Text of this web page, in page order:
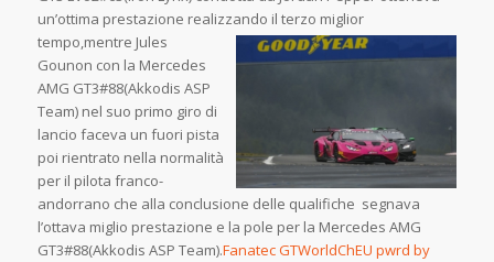
un’ottima prestazione realizzando il terzo miglior
tempo,mentre Jules
Gounon con la Mercedes
AMG GT3#88(Akkodis ASP
Team) nel suo primo giro di
lancio faceva un fuori pista
poi rientrato nella normalità
per il pilota franco-
andorrano che alla conclusione delle qualifiche segnava
l’ottava miglio prestazione e la pole per la Mercedes AMG
GT3#88(Akkodis ASP Team).Fanatec GTWorldChEU pwrd by